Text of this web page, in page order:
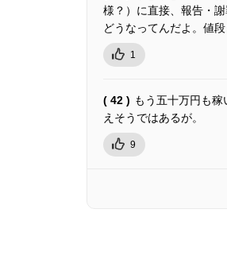
様？）に直接、報告・
どうなってんだよ。値
1
( 42 ) もう五十万円も
えそうではあるが。
9